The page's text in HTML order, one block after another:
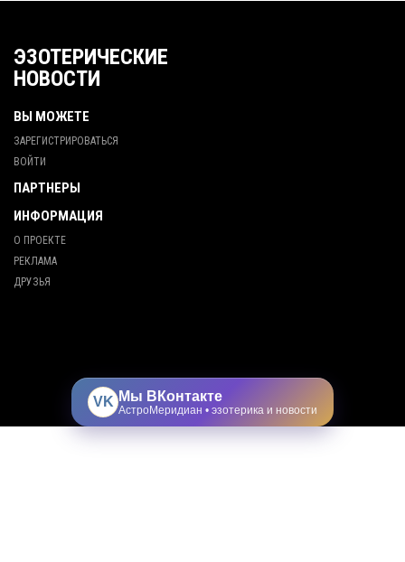
ЭЗОТЕРИЧЕСКИЕ
НОВОСТИ
ВЫ МОЖЕТЕ
ЗАРЕГИСТРИРОВАТЬСЯ
ВОЙТИ
ПАРТНЕРЫ
ИНФОРМАЦИЯ
О ПРОЕКТЕ
РЕКЛАМА
ДРУЗЬЯ
VK Мы ВКонтакте
АстроМеридиан • эзотерика и новости